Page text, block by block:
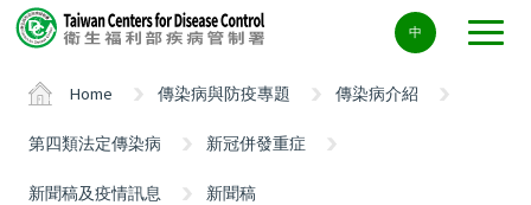
Center
block
中
Home 傳染病與防疫專題 傳染病介紹
第四類法定傳染病 新冠併發重症
新聞稿及疫情訊息 新聞稿